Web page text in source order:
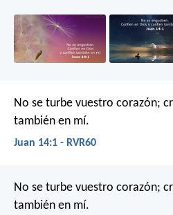
No se turbe vuestro corazón;
también en mí.
Juan 14:1 - RVR60
No se turbe vuestro corazón;
también en mí.